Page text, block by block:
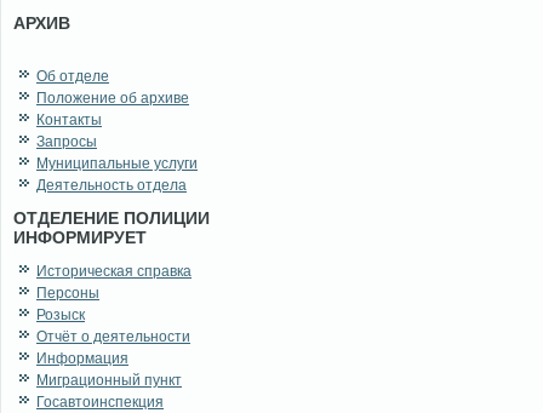
АРХИВ
Об отделе
Положение об архиве
Контакты
Запросы
Муниципальные услуги
Деятельность отдела
ОТДЕЛЕНИЕ ПОЛИЦИИ
ИНФОРМИРУЕТ
Историческая справка
Персоны
Розыск
Отчёт о деятельности
Информация
Миграционный пункт
Госавтоинспекция